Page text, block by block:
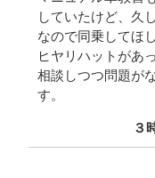
していたけど、久
なので同乗してほ
ヒヤリハットがあ
相談しつつ問題が
す。
３